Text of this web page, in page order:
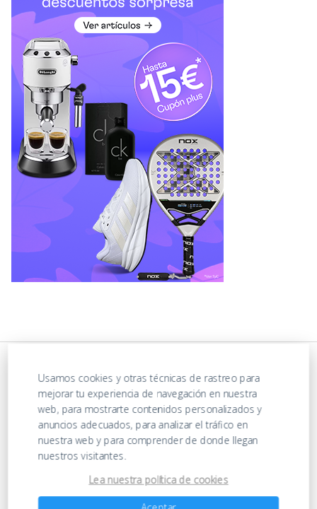
https://ofertasenjuguetes.com/privacy-policy/
Usamos cookies y otras técnicas de rastreo para
mejorar tu experiencia de navegación en nuestra
web, para mostrarte contenidos personalizados y
anuncios adecuados, para analizar el tráfico en
nuestra web y para comprender de donde llegan
nuestros visitantes.
Lea nuestra política de cookies